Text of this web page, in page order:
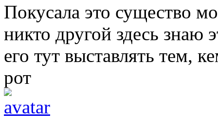
Покусала это существо
никто другой здесь знаю
его тут выставлять тем,
рот